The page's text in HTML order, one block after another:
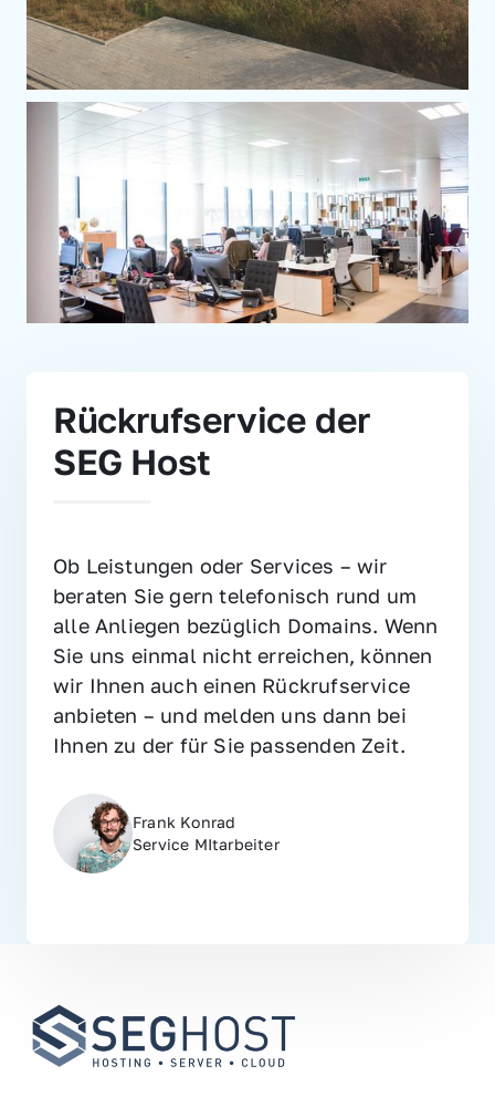
Rückrufservice der
SEG Host
Ob Leistungen oder Services – wir
beraten Sie gern telefonisch rund um
alle Anliegen bezüglich Domains. Wenn
Sie uns einmal nicht erreichen, können
wir Ihnen auch einen Rückrufservice
anbieten – und melden uns dann bei
Ihnen zu der für Sie passenden Zeit.
Frank Konrad
Service MItarbeiter